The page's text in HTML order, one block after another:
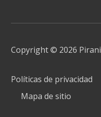
Copyright © 2026 Pirani
Políticas de privacidad
Mapa de sitio